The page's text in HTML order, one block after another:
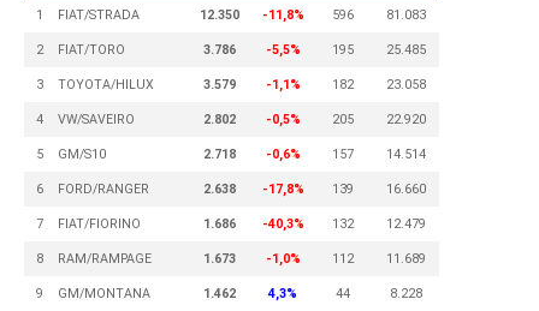
1 FIAT/STRADA 12.350 -11,8% 596 81.083
2 FIAT/TORO 3.786 -5,5% 195 25.485
3 TOYOTA/HILUX 3.579 -1,1% 182 23.058
4 VW/SAVEIRO 2.802 -0,5% 205 22.920
5 GM/S10 2.718 -0,6% 157 14.514
6 FORD/RANGER 2.638 -17,8% 139 16.660
7 FIAT/FIORINO 1.686 -40,3% 132 12.479
8 RAM/RAMPAGE 1.673 -1,0% 112 11.689
9 GM/MONTANA 1.462 4,3% 44 8.228